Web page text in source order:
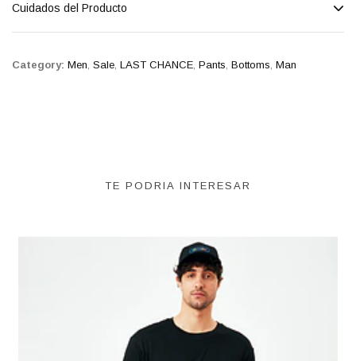
Cuidados del Producto
Category: Men Sale LAST CHANCE Pants Bottoms Man
TE PODRIA INTERESAR